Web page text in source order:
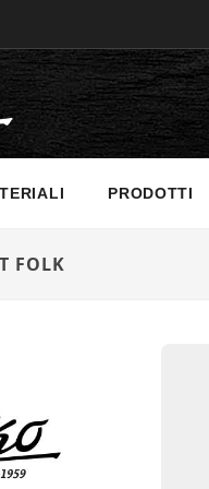
PRODOTTI
FOLK